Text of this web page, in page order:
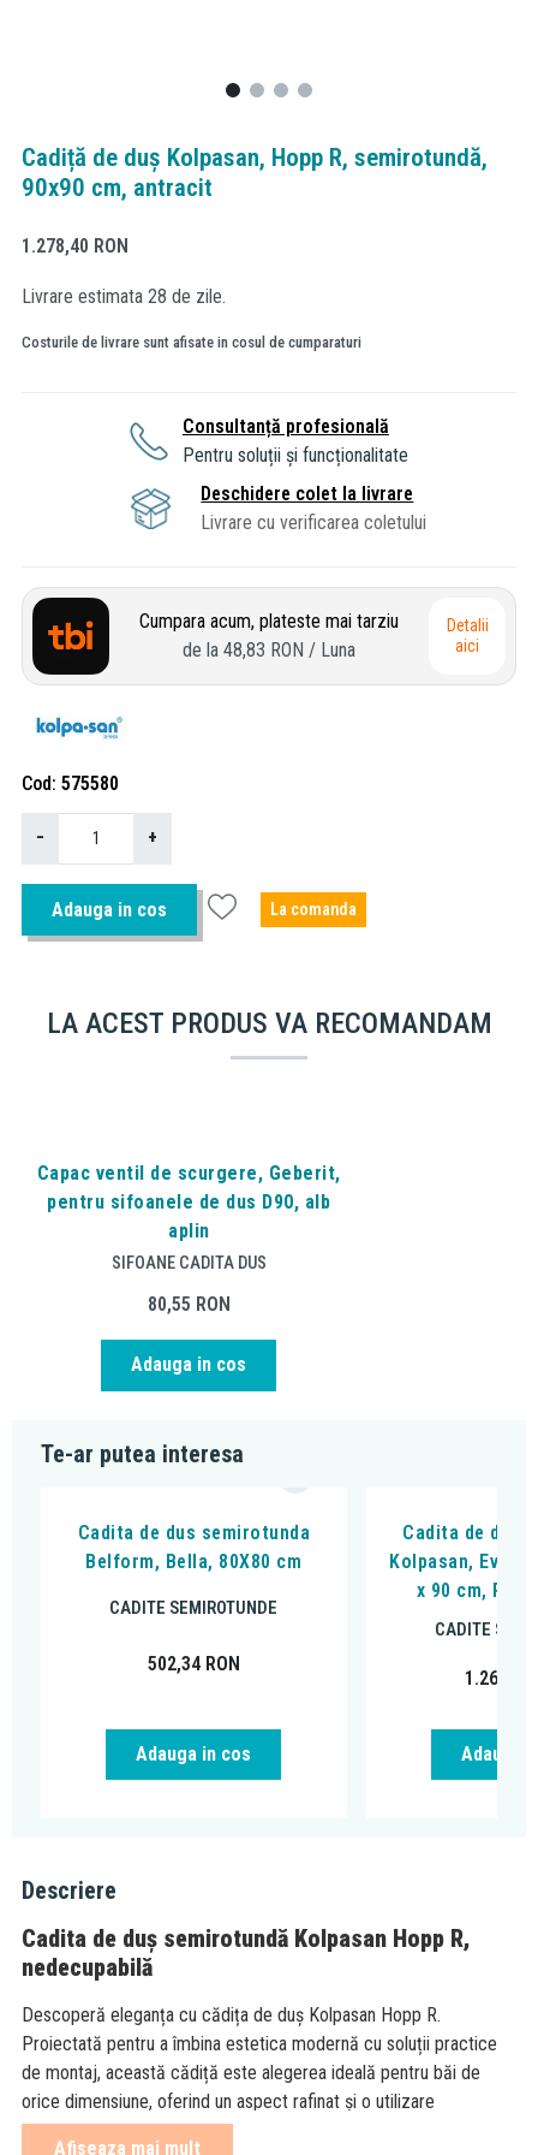
Cadiță de duș Kolpasan, Hopp R, semirotundă,
90x90 cm, antracit
1.278,40 RON
Livrare estimata 28 de zile.
Costurile de livrare sunt afisate in cosul de cumparaturi
Consultanță profesională
Pentru soluții și funcționalitate
Deschidere colet la livrare
Livrare cu verificarea coletului
Cumpara acum, plateste mai tarziu
de la 48,83 RON / Luna
Detalii
aici
Cod 575580
− +
Adauga in cos La comanda
LA ACEST PRODUS VA RECOMANDAM
Capac ventil de scurgere, Geberit,
pentru sifoanele de dus D90, alb
aplin
SIFOANE CADITA DUS
80,55 RON
Adauga in cos
Te-ar putea interesa
Cadita de dus semirotunda
Belform, Bella, 80X80 cm
CADITE SEMIROTUNDE
502,34 RON
Adauga in cos
Cadita de dus
Kolpasan,
x 90 cm,
CADITE
1.260,39
Adauga
Descriere
Cadita de duș semirotundă Kolpasan Hopp R,
nedecupabilă
Descoperă eleganța cu cădița de duș Kolpasan Hopp R.
Proiectată pentru a îmbina estetica modernă cu soluții practice
de montaj, această cădiță este alegerea ideală pentru băi de
orice dimensiune, oferind un aspect rafinat și o utilizare
confortabilă.
Afiseaza mai mult